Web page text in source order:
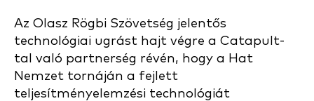
Az Olasz Rögbi Szövetség jelentős
technológiai ugrást hajt végre a Catapult-
tal való partnerség révén, hogy a Hat
Nemzet tornáján a fejlett
teljesítményelemzési technológiát